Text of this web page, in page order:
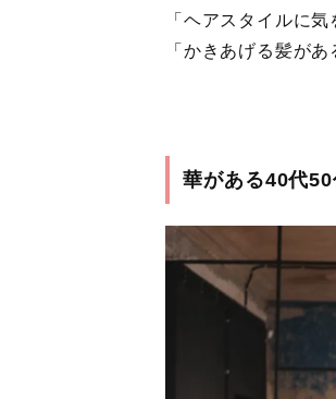
「ヘアスタイルに
「かきあげる髪が
華がある40代